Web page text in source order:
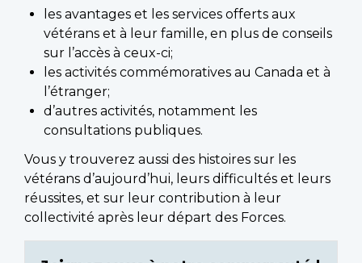
les avantages et les services offerts aux
vétérans et à leur famille, en plus de conseils
sur l’accès à ceux-ci;
les activités commémoratives au Canada et à
l’étranger;
d’autres activités, notamment les
consultations publiques.
Vous y trouverez aussi des histoires sur les
vétérans d’aujourd’hui, leurs difficultés et leurs
réussites, et sur leur contribution à leur
collectivité après leur départ des Forces.